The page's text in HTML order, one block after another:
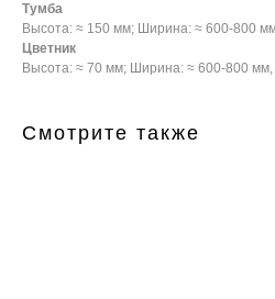
Тумба
Высота: ≈ 150 мм; Ширина: ≈ 600-800
Цветник
Высота: ≈ 70 мм; Ширина: ≈ 600-800
Смотрите также